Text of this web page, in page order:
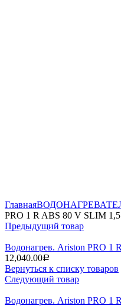
Главная
PRO 1 R ABS 80 V SLIM
Предыдущий товар
Водонагрев. Ariston PRO 1
12,040.00Р
Вернуться к списку товаров
Следующий товар
Водонагрев. Ariston PRO 1